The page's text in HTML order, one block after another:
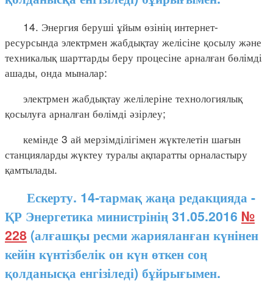
14. Энергия беруші ұйым өзінің интернет-
ресурсында электрмен жабдықтау желісіне қосылу және
техникалық шарттарды беру процесіне арналған бөлімді
ашады, онда мыналар:
электрмен жабдықтау желілеріне технологиялық
қосылуға арналған бөлімді әзірлеу;
кемінде 3 ай мерзімділігімен жүктелетін шағын
станцияларды жүктеу туралы ақпаратты орналастыру
қамтылады.
Ескерту. 14-тармақ жаңа редакцияда -
ҚР Энергетика министрінің 31.05.2016 №
228 (алғашқы ресми жарияланған күнінен
кейін күнтізбелік он күн өткен соң
қолданысқа енгізіледі) бұйрығымен.